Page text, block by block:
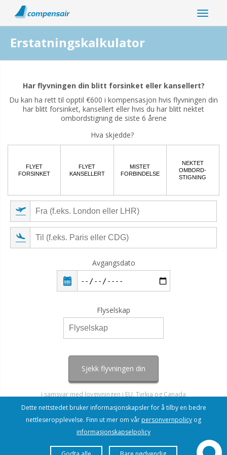
Erstatningskalkulator
Har flyvningen din blitt forsinket eller kansellert?
Du kan ha rett til opptil €600 i kompensasjon hvis flyvningen din
har blitt forsinket, kansellert eller hvis du har blitt nektet
ombordstigning de siste 6 årene
Hva skjedde?
FLYET
FORSINKET
FLYET
KANSELLERT
MISTET
FORBINDELSE
NEKTET
OMBORD-
STIGNING
Avgangsdato
Flyselskap
Sjekk flyvningen din
i samsvar med lovgivningen i EU, Tyrkia og Canada
Dette nettstedet bruker informasjonskapsler for å tilby en bedre
nettleseropplevelse. Finn ut mer om vår personvernpolicy og
informasjonskapselpolicy